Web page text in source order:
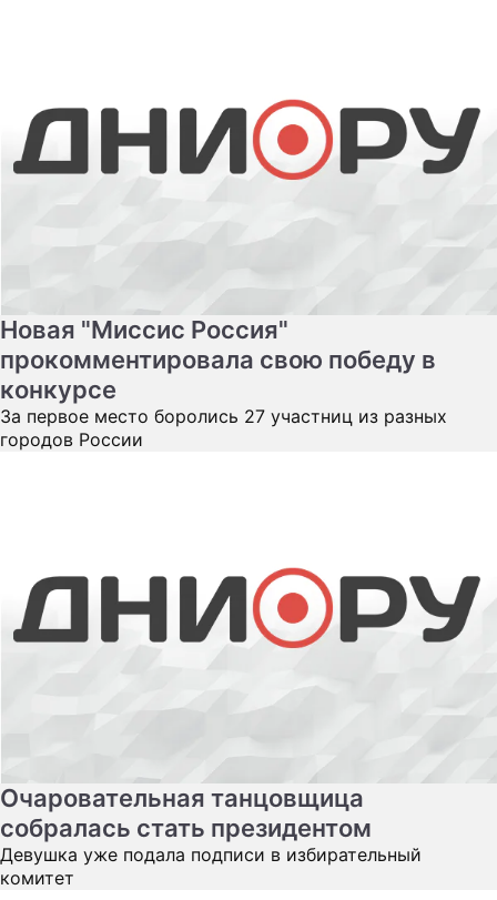
Новая "Миссис Россия"
прокомментировала свою победу в
конкурсе
За первое место боролись 27 участниц из разных
городов России
Очаровательная танцовщица
собралась стать президентом
Девушка уже подала подписи в избирательный
комитет